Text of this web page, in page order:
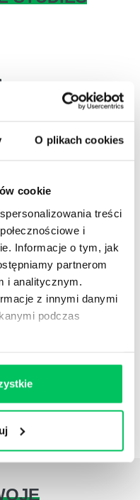
O plikach cookies
cookie
treści
i
Informacje o tym, jak
partnerom
i analitycznym.
z innymi danymi
podczas
studies